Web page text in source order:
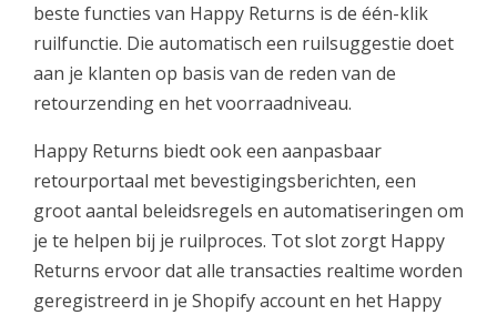
beste functies van Happy Returns is de één-klik
ruilfunctie. Die automatisch een ruilsuggestie doet
aan je klanten op basis van de reden van de
retourzending en het voorraadniveau.
Happy Returns biedt ook een aanpasbaar
retourportaal met bevestigingsberichten, een
groot aantal beleidsregels en automatiseringen om
je te helpen bij je ruilproces. Tot slot zorgt Happy
Returns ervoor dat alle transacties realtime worden
geregistreerd in je Shopify account en het Happy